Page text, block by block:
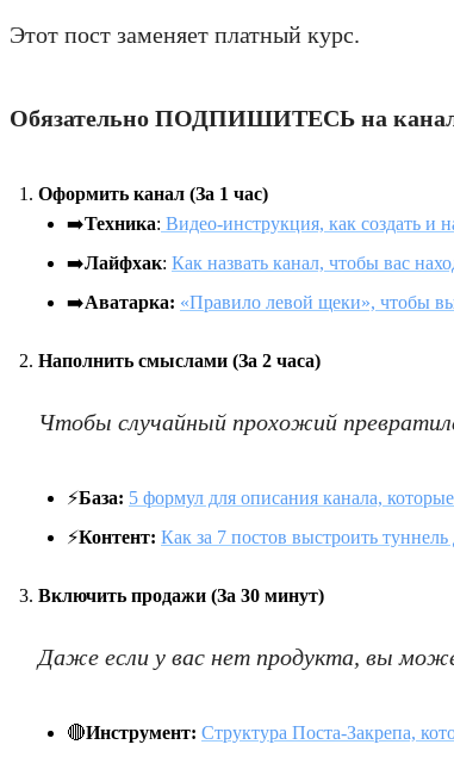
Этот пост заменяет платный курс.
Обязательно ПОДПИШИТЕСЬ на канал,
Оформить канал (За 1 час)
➡️Техника: Видео-инструкция, как создать и
➡️Лайфхак: Как назвать канал, чтобы вас
➡️Аватарка: «Правило левой щеки», чтобы
Наполнить смыслами (За 2 часа)
Чтобы случайный прохожий
⚡️База: 5 формул для описания канала,
⚡️Контент: Как за 7 постов выстроить
Включить продажи (За 30 минут)
Даже если у вас нет продукта, вы
🔴Инструмент: Структура Поста-Закрепа,